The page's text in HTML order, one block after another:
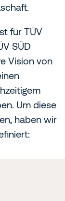
für TÜV
SÜD
Vision von
Um diese
haben wir